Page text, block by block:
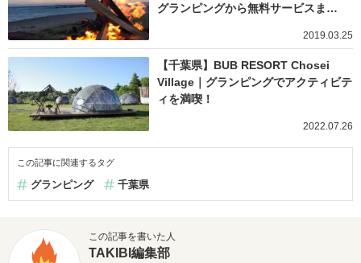
グランピングから無料サービスま…
2019.03.25
【千葉県】BUB RESORT Chosei
Village｜グランピングでアクティビテ
ィを満喫！
2022.07.26
この記事に関連するタグ
グランピング 千葉県
この記事を書いた人
TAKIBI編集部